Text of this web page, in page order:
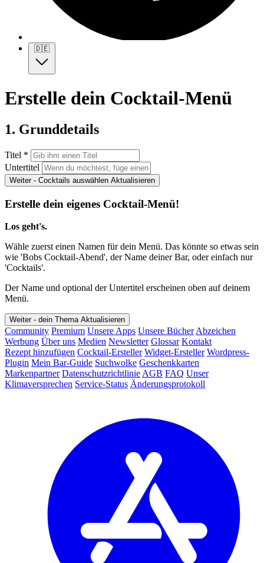
🇩🇪
Erstelle dein Cocktail-Menü
1. Grunddetails
Titel *
Untertitel
Weiter - Cocktails auswählen Aktualisieren
Erstelle dein eigenes Cocktail-Menü!
Los geht's.
Wähle zuerst einen Namen für dein Menü. Das könnte so etwas sein
wie 'Bobs Cocktail-Abend', der Name deiner Bar, oder einfach nur
'Cocktails'.
Der Name und optional der Untertitel erscheinen oben auf deinem
Menü.
Weiter - dein Thema Aktualisieren
Community Premium Unsere Apps Unsere Bücher Abzeichen
Werbung Über uns Medien Newsletter Glossar Kontakt
Rezept hinzufügen Cocktail-Ersteller Widget-Ersteller Wordpress-
Plugin Mein Bar-Guide Suchwolke Geschenkkarten
Markenpartner Datenschutzrichtlinie AGB FAQ Unser
Klimaversprechen Service-Status Änderungsprotokoll